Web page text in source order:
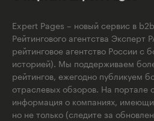
Expert Pages – новый сервис в
Рейтингового агентства Эксперт
рейтинговое агентство России с
историей). Мы поддерживаем
рейтингов, ежегодно публикуем
отраслевых обзоров. На портале
информация о компаниях,
но не только (следите за